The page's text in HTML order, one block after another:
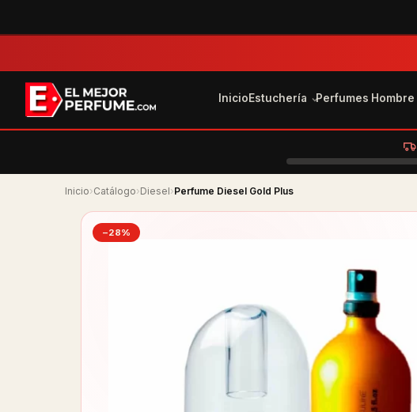
InicioEstuchería Perfumes Hombre
Inicio›Catálogo›Diesel›Perfume Diesel Gold Plus
−28%